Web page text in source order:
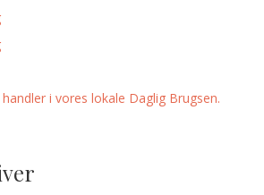
i vores lokale Daglig Brugsen.